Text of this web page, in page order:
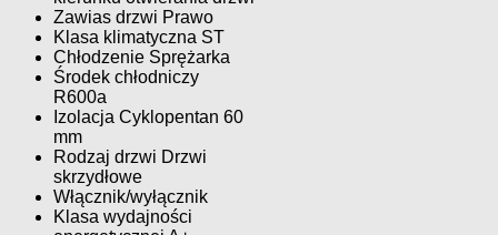
Zawias drzwi Prawo
Klasa klimatyczna ST
Chłodzenie Sprężarka
Środek chłodniczy
R600a
Izolacja Cyklopentan 60
mm
Rodzaj drzwi Drzwi
skrzydłowe
Włącznik/wyłącznik
Klasa wydajności